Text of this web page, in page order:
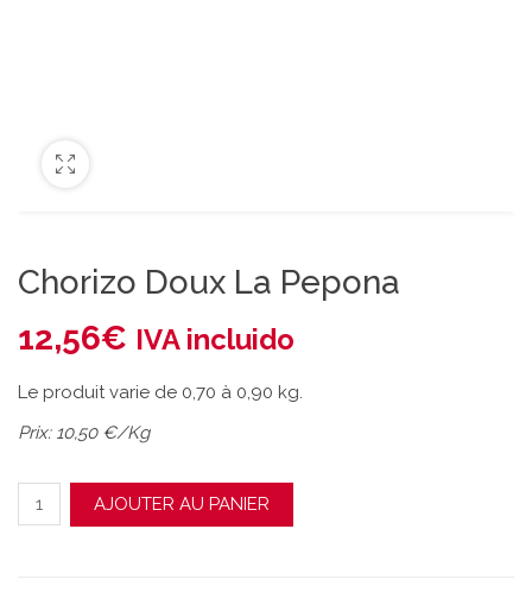
Chorizo Doux La Pepona
12,56€ IVA incluido
Le produit varie de 0,70 à 0,90 kg.
Prix: 10,50 €/Kg
quantité de Chorizo Doux La Pepona
AJOUTER AU PANIER